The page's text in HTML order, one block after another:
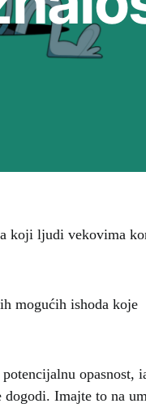
koji ljudi vekovima
mogućih ishoda koje
opasnost,
Imajte to na